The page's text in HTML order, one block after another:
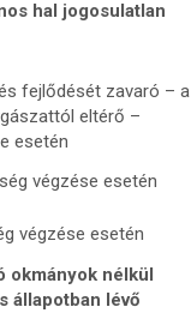
hal jogosulatlan
fejlődését zavaró – a
eltérő –
esetén
végzése esetén
végzése esetén
okmányok nélkül
állapotban lévő